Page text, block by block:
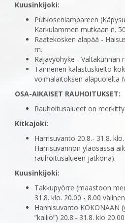
Kuusinkijoki:
Putkosenlampareen
Karkulammen mutkaan n.
Raatekosken alapää -
m.
Rajavyöhyke - Valtakunnan
Taimenen kalastuskielto
voimalaitoksen alapuolelta
OSA-AIKAISET RAUHOITUKSET:
Rauhoitusalueet on
Kitkajoki:
Harrisuvanto 20.8.- 31.8.
Harrisuvannon yläosassa
rauhoitusalueen jatkona).
Kuusinkijoki:
Takkupyörre (maastoon
31.8. klo. 20.00 - 8.00
Hanhisuvanto KOKONAAN
”kallio”) 20.8.- 31.8. klo